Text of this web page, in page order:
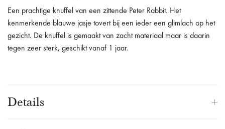
Een prachtige knuffel van een zittende Peter Rabbit. Het
kenmerkende blauwe jasje tovert bij een ieder een glimlach op het
gezicht. De knuffel is gemaakt van zacht materiaal maar is daarin
tegen zeer sterk, geschikt vanaf 1 jaar.
Details